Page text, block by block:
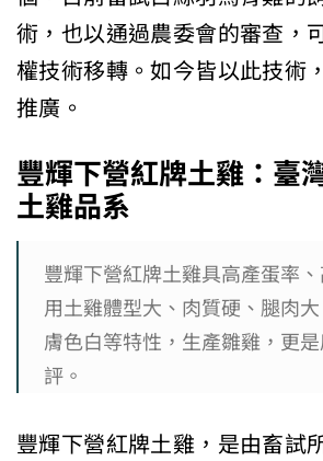
術，也以通過農委會的審查，
權技術移轉。如今皆以此技術
推廣。
豐輝下營紅牌土雞：臺
土雞品系
豐輝下營紅牌土雞具高產蛋率
用土雞體型大、肉質硬、腿肉
膚色白等特性，生產雛雞，更
評。
豐輝下營紅牌土雞，是由畜試